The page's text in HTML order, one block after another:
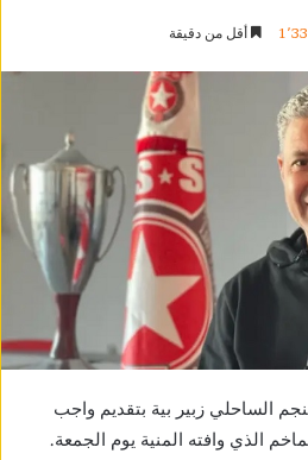
أقل من دقيقة
الساحلي زبير بية بتقديم واجب
الذي وافته المنية يوم الجمعة.